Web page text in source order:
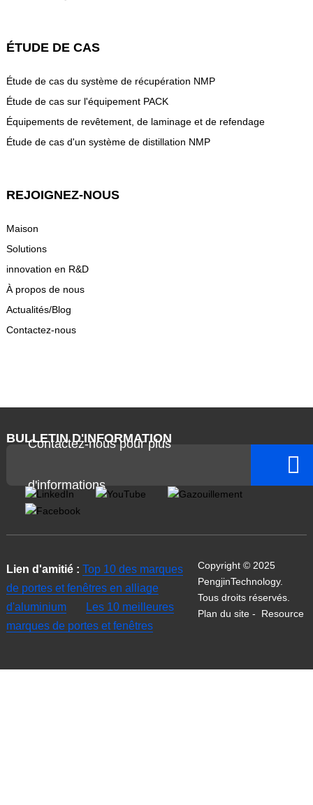
ÉTUDE DE CAS
Étude de cas du système de récupération NMP
Étude de cas sur l'équipement PACK
Équipements de revêtement, de laminage et de refendage
Étude de cas d'un système de distillation NMP
REJOIGNEZ-NOUS
Maison
Solutions
innovation en R&D
À propos de nous
Actualités/Blog
Contactez-nous
BULLETIN D'INFORMATION
Contactez-nous pour plus
d'informations
Lien d'amitié : Top 10 des marques
de portes et fenêtres en alliage
d'aluminium
Les 10 meilleures
marques de portes et fenêtres
Copyright © 2025
PengjinTechnology.
Tous droits réservés.
Plan du site- Resource